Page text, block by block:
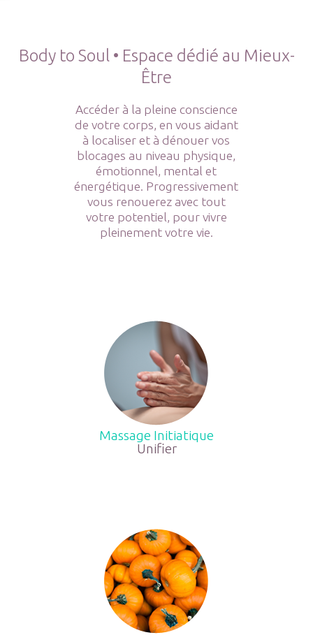
Body to Soul • Espace dédié au Mieux-
Être
Accéder à la pleine conscience
de votre corps, en vous aidant
à localiser et à dénouer vos
blocages au niveau physique,
émotionnel, mental et
énergétique. Progressivement
vous renouerez avec tout
votre potentiel, pour vivre
pleinement votre vie.
Massage Initiatique
Unifier